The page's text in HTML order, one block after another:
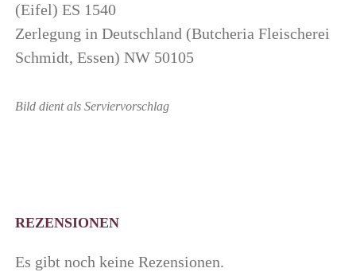
(Eifel) ES 1540
Zerlegung in Deutschland (Butcheria Fleischerei
Schmidt, Essen) NW 50105
Bild dient als Serviervorschlag
REZENSIONEN
Es gibt noch keine Rezensionen.